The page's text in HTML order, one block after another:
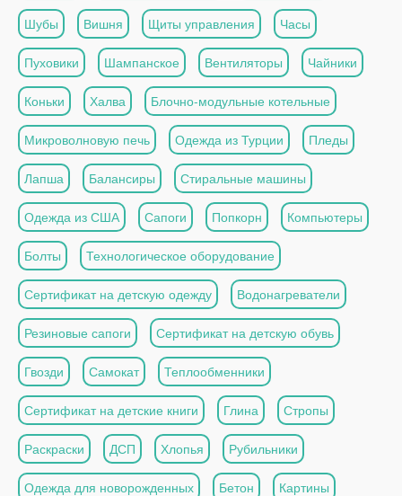
Шубы Вишня Щиты управления Часы
Пуховики Шампанское Вентиляторы Чайники
Коньки Халва Блочно-модульные котельные
Микроволновую печь Одежда из Турции Пледы
Лапша Балансиры Стиральные машины
Одежда из США Сапоги Попкорн Компьютеры
Болты Технологическое оборудование
Сертификат на детскую одежду Водонагреватели
Резиновые сапоги Сертификат на детскую обувь
Гвозди Самокат Теплообменники
Сертификат на детские книги Глина Стропы
Раскраски ДСП Хлопья Рубильники
Одежда для новорожденных Бетон Картины